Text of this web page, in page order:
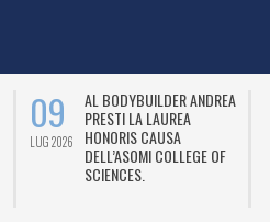
09
LUG 2026
AL BODYBUILDER ANDREA
PRESTI LA LAUREA
HONORIS CAUSA
DELL’ASOMI COLLEGE OF
SCIENCES.